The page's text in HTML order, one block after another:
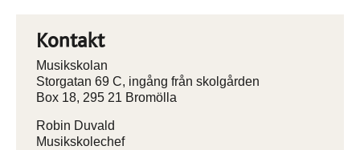
Kontakt
Musikskolan
Storgatan 69 C, ingång från skolgården
Box 18, 295 21 Bromölla
Robin Duvald
Musikskolechef